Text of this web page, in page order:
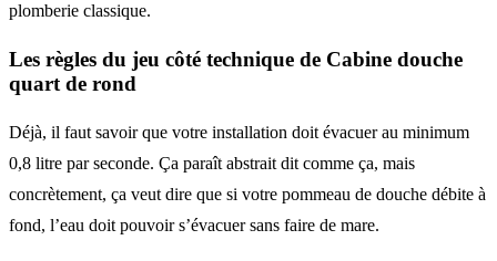
plomberie classique.
Les règles du jeu côté technique de Cabine douche
quart de rond
Déjà, il faut savoir que votre installation doit évacuer au minimum
0,8 litre par seconde. Ça paraît abstrait dit comme ça, mais
concrètement, ça veut dire que si votre pommeau de douche débite à
fond, l’eau doit pouvoir s’évacuer sans faire de mare.